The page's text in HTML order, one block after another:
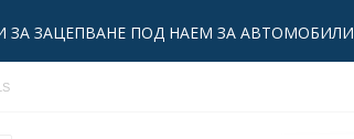
ЗА ЗАЦЕПВАНЕ ПОД НАЕМ ЗА АВТОМОБИЛИ